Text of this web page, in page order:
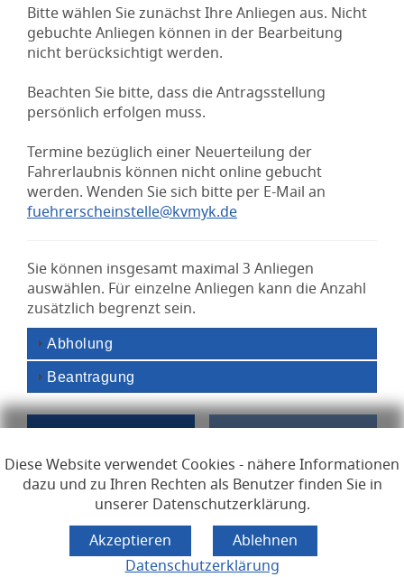
Diese Website verwendet Cookies - nähere Informationen
dazu und zu Ihren Rechten als Benutzer finden Sie in
unserer Datenschutzerklärung.
Datenschutzerklärung
Bitte wählen Sie zunächst Ihre Anliegen aus. Nicht
gebuchte Anliegen können in der Bearbeitung
nicht berücksichtigt werden.
Beachten Sie bitte, dass die Antragsstellung
persönlich erfolgen muss.
Termine bezüglich einer Neuerteilung der
Fahrerlaubnis können nicht online gebucht
werden. Wenden Sie sich bitte per E-Mail an
fuehrerscheinstelle@kvmyk.de
Sie können insgesamt maximal 3 Anliegen
auswählen. Für einzelne Anliegen kann die Anzahl
zusätzlich begrenzt sein.
Abholung
Beantragung
Links zur Hilfe, Impressum, Datenschutzerklärung,
Hilfe Impressum Datenschutzerklärung
Erklärung zur Barrierefreiheit
Lizenzen
Öffnet im Dialogfenster.